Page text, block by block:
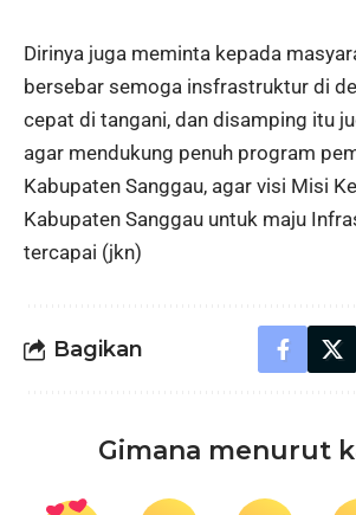
Dirinya juga meminta kepada
bersebar semoga insfrastruktur di
cepat di tangani, dan disamping itu
agar mendukung penuh program
Kabupaten Sanggau, agar visi Misi
Kabupaten Sanggau untuk maju
tercapai (jkn)
Bagikan
Gimana menurut